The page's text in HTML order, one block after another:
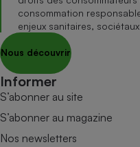
consommation
enjeux sanitaires,
Nous découvrir
Informer
S’abonner au site
S’abonner au magazine
Nos newsletters